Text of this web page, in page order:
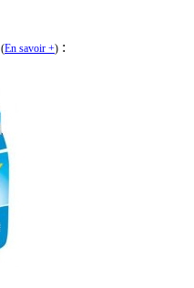
(En savoir +) :